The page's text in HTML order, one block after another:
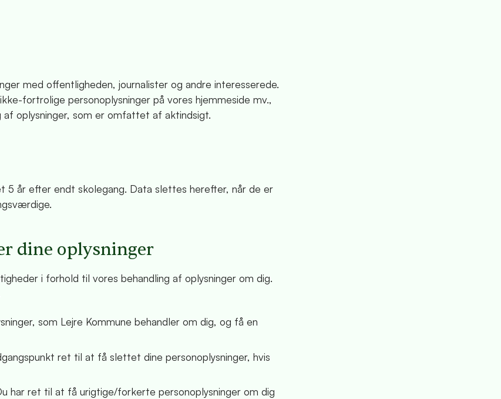
med offentligheden, journalister og andre interesserede.
fortrolige personoplysninger på vores hjemmeside mv.,
oplysninger, som er omfattet af aktindsigt.
5 år efter endt skolegang. Data slettes herefter, når de er
dine oplysninger
i forhold til vores behandling af oplysninger om dig.
som Lejre Kommune behandler om dig, og få en
ret til at få slettet dine personoplysninger, hvis
har ret til at få urigtige/forkerte personoplysninger om dig